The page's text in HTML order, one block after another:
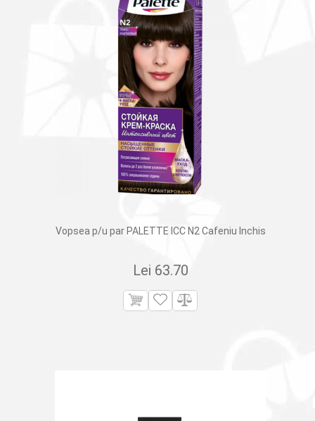
Vopsea p/u par PALETTE ICC N2 Cafeniu Inchis
Lei 63.70